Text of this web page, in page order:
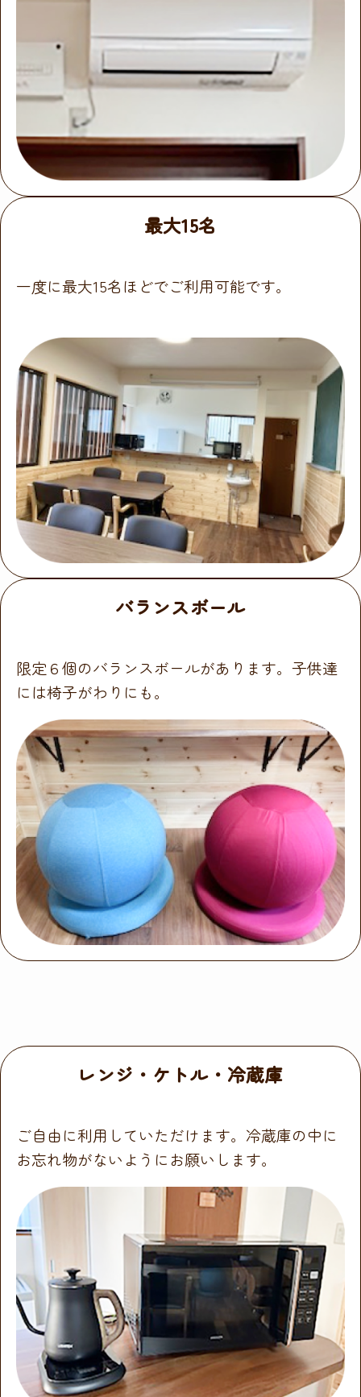
最大15名
一度に最大15名ほどでご利用可能です。
バランスボール
限定６個のバランスボールがあります。子供達
には椅子がわりにも。
レンジ・ケトル・冷蔵庫
ご自由に利用していただけます。冷蔵庫の中に
お忘れ物がないようにお願いします。